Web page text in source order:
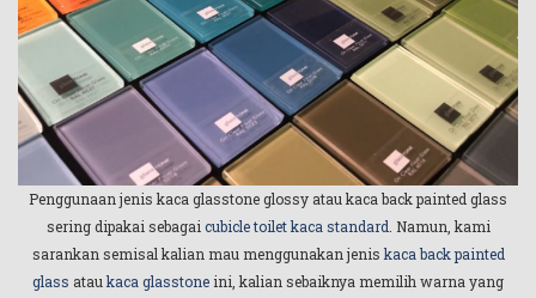
Penggunaan jenis kaca glasstone glossy atau kaca back painted glass
sering dipakai sebagai cubicle toilet kaca standard . Namun, kami
sarankan semisal kalian mau menggunakan jenis kaca back painted
glass atau kaca glasstone ini, kalian sebaiknya memilih warna yang